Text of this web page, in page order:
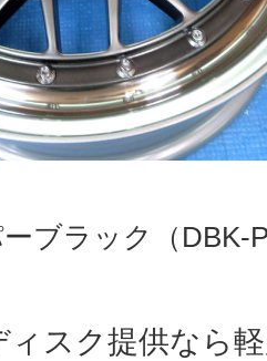
ブラック（DBK-
ィスク提供なら